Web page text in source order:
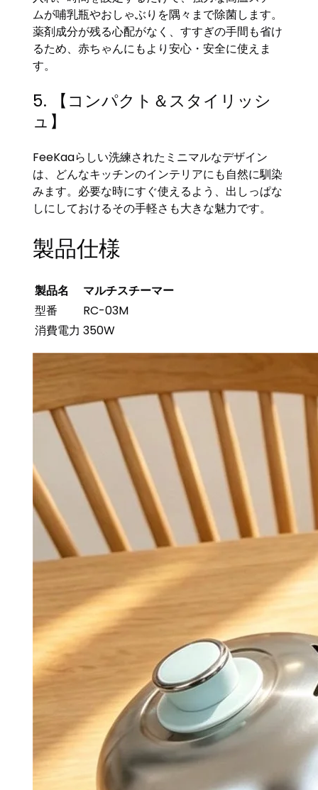
ムが哺乳瓶やおしゃぶりを隅々まで除菌します。
薬剤成分が残る心配がなく、すすぎの手間も省け
るため、赤ちゃんにもより安心・安全に使えま
す。
5. 【コンパクト＆スタイリッシ
ュ】
FeeKaaらしい洗練されたミニマルなデザイン
は、どんなキッチンのインテリアにも自然に馴染
みます。必要な時にすぐ使えるよう、出しっぱな
しにしておけるその手軽さも大きな魅力です。
製品仕様
製品名
マルチスチーマー
型番
RC-03M
消費電力 350W